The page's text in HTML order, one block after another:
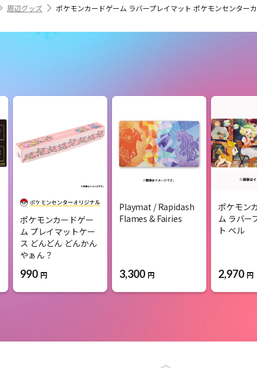
周辺グッズ ポケモンカードゲーム ラバープレイマット ポケモンセンター
ポケモンカードゲー
ム プレイマットケー
ス どんどん どんかん
やぁん？
990 円
Playmat / Rapidash
Flames & Fairies
3,300 円
ポケモン
ム ラバー
ト ベル
2,970 円